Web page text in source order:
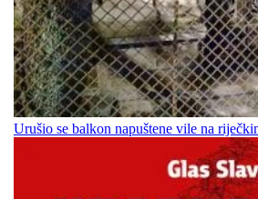
Urušio se balkon napuštene vile na